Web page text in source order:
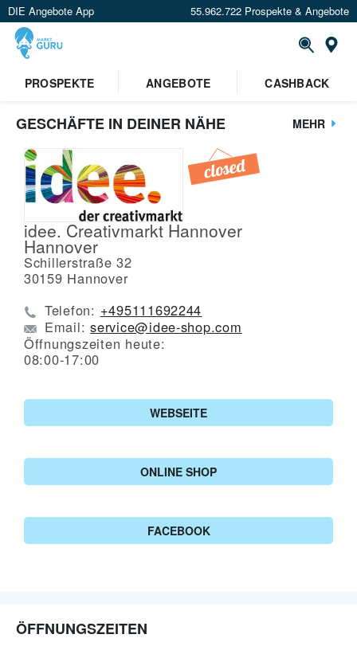
DIE Angebote App 55.962.722 Prospekte & Angebote
PROSPEKTE
ANGEBOTE CASHBACK
GESCHÄFTE IN DEINER NÄHE MEHR
idee. Creativmarkt Hannover
Hannover
Schillerstraße 32
30159 Hannover
Telefon: +495111692244
Email:service@idee-shop.com
Öffnungszeiten heute:
08:00-17:00
WEBSEITE
ONLINE SHOP
FACEBOOK
ÖFFNUNGSZEITEN